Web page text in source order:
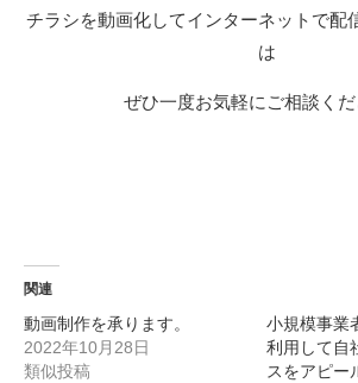
チラシを動画化してインターネットで配
は
ぜひ一度お気軽にご相談くだ
関連
動画制作を承ります。
2022年10月28日
類似投稿
小規模事業
利用して自
スをアピー